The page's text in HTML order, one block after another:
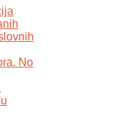
No